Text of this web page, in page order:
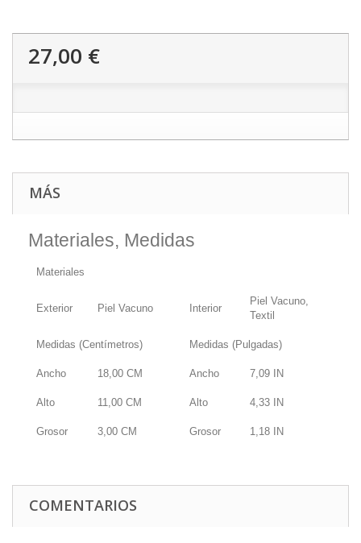
27,00 €
MÁS
Materiales, Medidas
Materiales
Exterior Piel Vacuno Interior
Piel Vacuno,
Textil
Medidas (Centímetros) Medidas (Pulgadas)
Ancho 18,00 CM Ancho 7,09 IN
Alto 11,00 CM Alto 4,33 IN
Grosor 3,00 CM Grosor 1,18 IN
COMENTARIOS